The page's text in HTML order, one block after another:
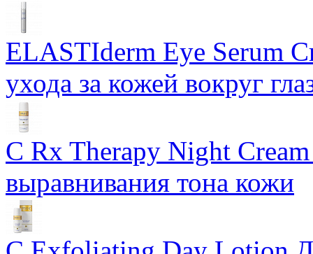
ELASTIderm Eye Serum
ухода за кожей вокруг
C Rx Therapy Night
выравнивания тона кожи